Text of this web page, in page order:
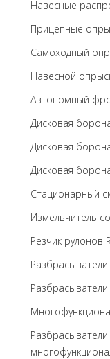
Навесные
Прицепные
Самоходный
Навесной
Автономный
Дисковая
Дисковая
Дисковая
Стационарный
Измельчитель
Резчик рулонов